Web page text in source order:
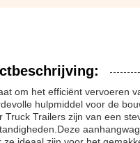
om het efficiënt vervoeren
hulpmiddel voor de
Truck Trailers zijn van een